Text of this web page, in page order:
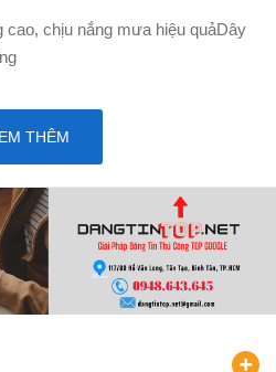
chịu nắng mưa hiệu quảDây
THÊM